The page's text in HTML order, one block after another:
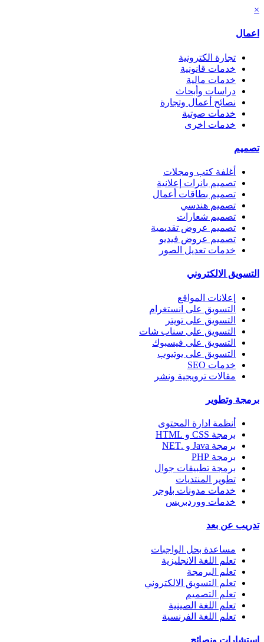
×
اعمال
تجارة الكترونية
خدمات قانونية
خدمات مالية
دراسات وأبحاث
نصائح أعمال وتجارة
خدمات صوتية
خدمات اخرى
تصميم
أغلفة كتب ومجلات
تصميم بانرات إعلانية
تصميم بطاقات أعمال
تصميم هندسي
تصميم شعارات
تصميم عروض تقديمية
تصميم عروض فيديو
خدمات تعديل الصور
التسويق الالكتروني
إعلانات المواقع
التسويق على انستغرام
التسويق على تويتر
التسويق على سناب شات
التسويق على فيسبوك
التسويق على يوتيوب
خدمات SEO
مقالات ترويجية ونشر
برمجة وتطوير
أنظمة ادارة المحتوى
برمجة CSS و HTML
برمجة Java و .NET
برمجة PHP
برمجة تطبيقات جوال
تطوير المنتديات
خدمات مدونات بلوجر
خدمات ووردبريس
تدريب عن بعد
مساعدة بحل الواجبات
تعلم اللغة الانجليزية
تعلم البرمجة
تعلم التسويق الالكتروني
تعلم التصميم
تعلم اللغة الصينية
تعلم اللغة الفرنسية
استشارات ونصائح